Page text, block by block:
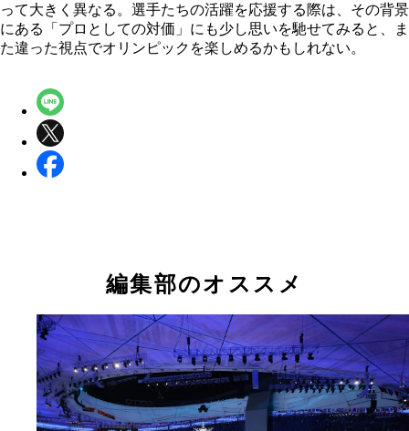
って大きく異なる。選手たちの活躍を応援する際は、その背景
にある「プロとしての対価」にも少し思いを馳せてみると、ま
た違った視点でオリンピックを楽しめるかもしれない。
編集部のオススメ